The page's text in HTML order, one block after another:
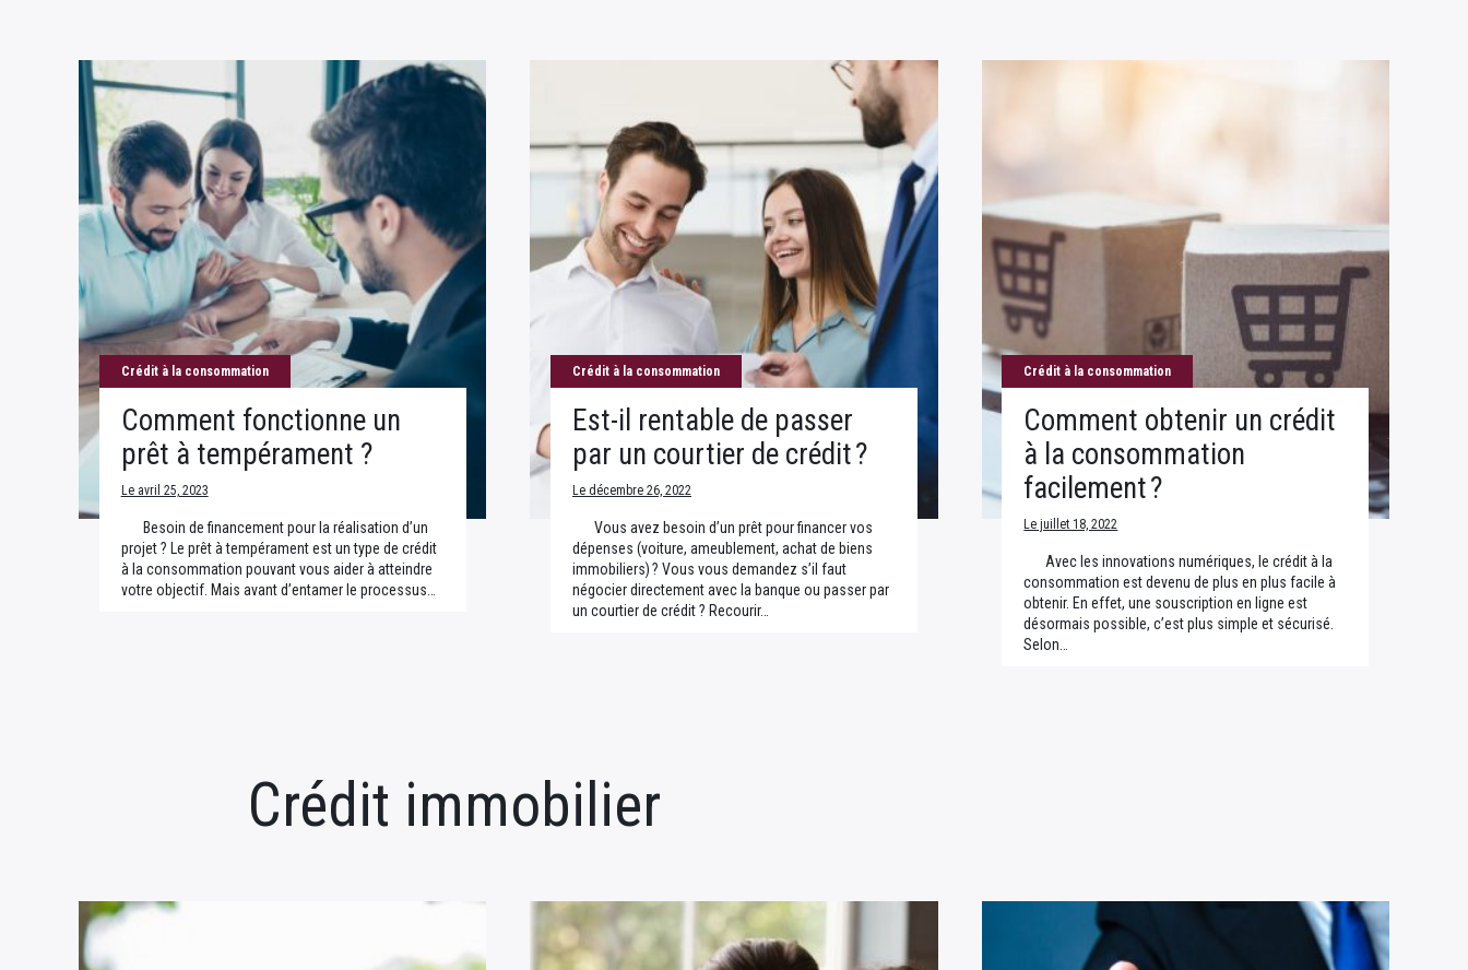
Crédit à la consommation
Comment fonctionne un
prêt à tempérament ?
Le avril 25, 2023
Besoin de financement pour la réalisation d’un
projet ? Le prêt à tempérament est un type de crédit
à la consommation pouvant vous aider à atteindre
votre objectif. Mais avant d’entamer le processus…
Crédit à la consommation
Est-il rentable de passer
par un courtier de crédit ?
Le décembre 26, 2022
Vous avez besoin d’un prêt pour financer vos
dépenses (voiture, ameublement, achat de biens
immobiliers) ? Vous vous demandez s’il faut
négocier directement avec la banque ou passer par
un courtier de crédit ? Recourir…
Crédit à la consommation
Comment obtenir un crédit
à la consommation
facilement ?
Le juillet 18, 2022
Avec les innovations numériques, le crédit à la
consommation est devenu de plus en plus facile à
obtenir. En effet, une souscription en ligne est
désormais possible, c’est plus simple et sécurisé.
Selon…
Crédit immobilier